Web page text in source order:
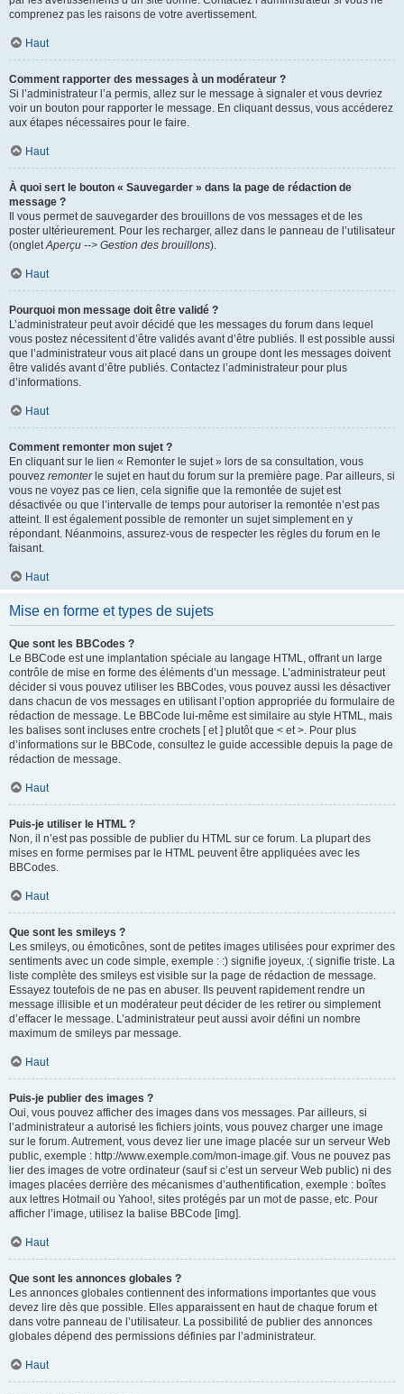
comprenez pas les raisons de votre avertissement.
Haut
Comment rapporter des messages à un modérateur ?
Si l’administrateur l’a permis, allez sur le message à signaler et vous devriez
voir un bouton pour rapporter le message. En cliquant dessus, vous accéderez
aux étapes nécessaires pour le faire.
Haut
À quoi sert le bouton « Sauvegarder » dans la page de rédaction de
message ?
Il vous permet de sauvegarder des brouillons de vos messages et de les
poster ultérieurement. Pour les recharger, allez dans le panneau de l’utilisateur
(ongletAperçu --> Gestion des brouillons).
Haut
Pourquoi mon message doit être validé ?
L’administrateur peut avoir décidé que les messages du forum dans lequel
vous postez nécessitent d’être validés avant d’être publiés. Il est possible aussi
que l’administrateur vous ait placé dans un groupe dont les messages doivent
être validés avant d’être publiés. Contactez l’administrateur pour plus
d’informations.
Haut
Comment remonter mon sujet ?
En cliquant sur le lien « Remonter le sujet » lors de sa consultation, vous
pouvez remonterle sujet en haut du forum sur la première page. Par ailleurs, si
vous ne voyez pas ce lien, cela signifie que la remontée de sujet est
désactivée ou que l’intervalle de temps pour autoriser la remontée n’est pas
atteint. Il est également possible de remonter un sujet simplement en y
répondant. Néanmoins, assurez-vous de respecter les règles du forum en le
faisant.
Haut
Mise en forme et types de sujets
Que sont les BBCodes ?
Le BBCode est une implantation spéciale au langage HTML, offrant un large
contrôle de mise en forme des éléments d’un message. L’administrateur peut
décider si vous pouvez utiliser les BBCodes, vous pouvez aussi les désactiver
dans chacun de vos messages en utilisant l’option appropriée du formulaire de
rédaction de message. Le BBCode lui-même est similaire au style HTML, mais
les balises sont incluses entre crochets [ et ] plutôt que < et >. Pour plus
d’informations sur le BBCode, consultez le guide accessible depuis la page de
rédaction de message.
Haut
Puis-je utiliser le HTML ?
Non, il n’est pas possible de publier du HTML sur ce forum. La plupart des
mises en forme permises par le HTML peuvent être appliquées avec les
BBCodes.
Haut
Que sont les smileys ?
Les smileys, ou émoticônes, sont de petites images utilisées pour exprimer des
sentiments avec un code simple, exemple : :) signifie joyeux, :( signifie triste. La
liste complète des smileys est visible sur la page de rédaction de message.
Essayez toutefois de ne pas en abuser. Ils peuvent rapidement rendre un
message illisible et un modérateur peut décider de les retirer ou simplement
d’effacer le message. L’administrateur peut aussi avoir défini un nombre
maximum de smileys par message.
Haut
Puis-je publier des images ?
Oui, vous pouvez afficher des images dans vos messages. Par ailleurs, si
l’administrateur a autorisé les fichiers joints, vous pouvez charger une image
sur le forum. Autrement, vous devez lier une image placée sur un serveur Web
public, exemple : http://www.exemple.com/mon-image.gif. Vous ne pouvez pas
lier des images de votre ordinateur (sauf si c’est un serveur Web public) ni des
images placées derrière des mécanismes d’authentification, exemple : boîtes
aux lettres Hotmail ou Yahoo!, sites protégés par un mot de passe, etc. Pour
afficher l’image, utilisez la balise BBCode [img].
Haut
Que sont les annonces globales ?
Les annonces globales contiennent des informations importantes que vous
devez lire dès que possible. Elles apparaissent en haut de chaque forum et
dans votre panneau de l’utilisateur. La possibilité de publier des annonces
globales dépend des permissions définies par l’administrateur.
Haut